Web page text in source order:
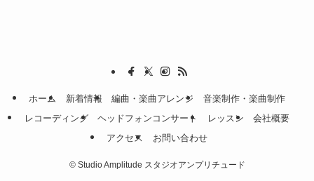
ホーム 新着情報 編曲・楽曲アレンジ
音楽制作・楽曲制作
レコーディング
ヘッドフォンコンサート レッスン
会社概要
アクセス
お問い合わせ
©Studio Amplitude スタジオアンプリチュード